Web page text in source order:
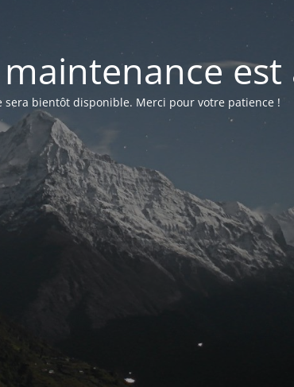
est
sera bientôt disponible. Merci pour votre patience !